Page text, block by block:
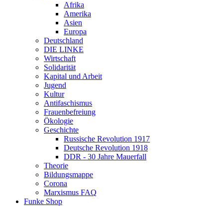
Afrika
Amerika
Asien
Europa
Deutschland
DIE LINKE
Wirtschaft
Solidarität
Kapital und Arbeit
Jugend
Kultur
Antifaschismus
Frauenbefreiung
Ökologie
Geschichte
Russische Revolution 1917
Deutsche Revolution 1918
DDR - 30 Jahre Mauerfall
Theorie
Bildungsmappe
Corona
Marxismus FAQ
Funke Shop